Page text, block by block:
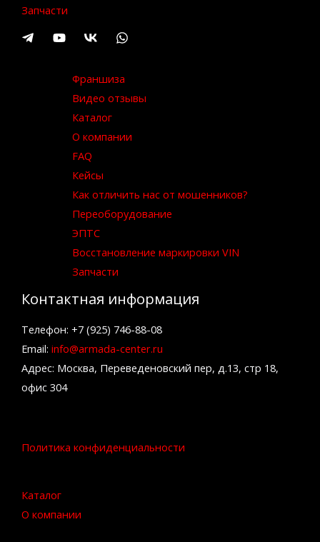
Запчасти
Франшиза
Видео отзывы
Каталог
О компании
FAQ
Кейсы
Как отличить нас от мошенников?
Переоборудование
ЭПТС
Восстановление маркировки VIN
Запчасти
Контактная информация
Телефон: +7 (925) 746-88-08
Email: info@armada-center.ru
Адрес: Москва, Переведеновский пер, д.13, стр 18,
офис 304
Политика конфиденциальности
Каталог
О компании